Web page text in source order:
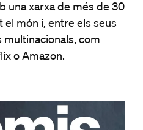
una xarxa de més de 30
món i, entre els seus
com
o Amazon.